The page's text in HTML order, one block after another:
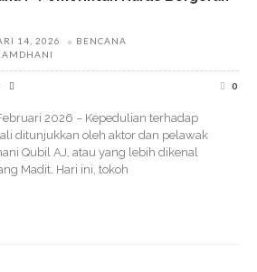
14, 2026
BENCANA
0
2026 – Kepedulian terhadap
ditunjukkan oleh aktor dan pelawak
Qubil AJ, atau yang lebih dikenal
Madit. Hari ini, tokoh